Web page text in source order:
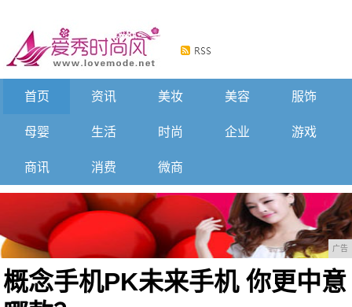
首页 资讯 美妆 美容 服饰
母婴 生活 时尚 企业 游戏
商讯 消费 微商
广告
概念手机PK未来手机 你更中意